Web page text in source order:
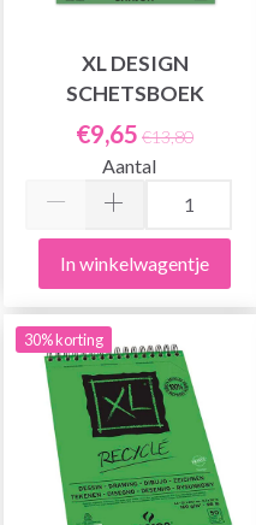
XL DESIGN
SCHETSBOEK
€9,65 €13,80
Aantal
In winkelwagentje
30% korting